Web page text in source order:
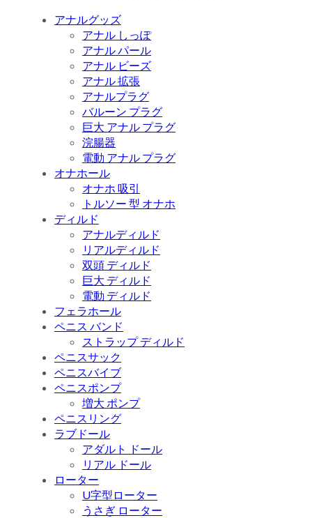
アナルグッズ
アナル しっぽ
アナル パール
アナル ビーズ
アナル 拡張
アナルプラグ
バルーン プラグ
巨大 アナル プラグ
浣腸器
電動 アナル プラグ
オナホール
オナホ 吸引
トルソー 型 オナホ
ディルド
アナルディルド
リアルディルド
双頭 ディルド
巨大 ディルド
電動 ディルド
フェラホール
ペニス バンド
ストラップ ディルド
ペニスサック
ペニスバイブ
ペニスポンプ
増大 ポンプ
ペニスリング
ラブドール
アダルト ドール
リアル ドール
ローター
U字型ローター
うさぎ ローター